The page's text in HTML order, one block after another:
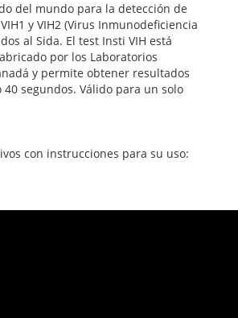
del mundo para la detección de
y VIH2 (Virus Inmunodeficiencia
al Sida. El test Insti VIH está
por los Laboratorios
y permite obtener resultados
40 segundos. Válido para un solo
con instrucciones para su uso: